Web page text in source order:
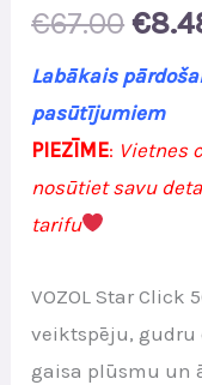
€67.00
price
was:
€
Labākais
pasūtījumiem
PIEZĪME: Vietnes
nosūtiet savu
tarifu
VOZOL Star Click
veiktspēju,
gaisa plūsmu un